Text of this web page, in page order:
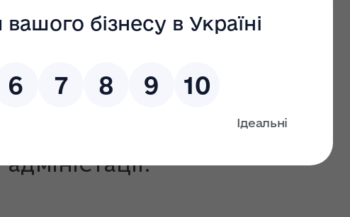
та
нагляд
реєстри
портал
Держлікслужби
обласної державної адміністації.
охорони здоров’я